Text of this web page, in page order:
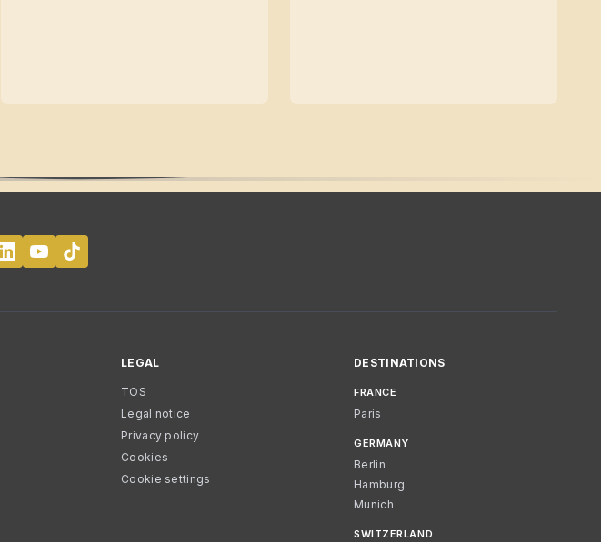
LEGAL
TOS
Legal notice
Privacy policy
Cookies
Cookie settings
DESTINATIONS
FRANCE
Paris
GERMANY
Berlin
Hamburg
Munich
SWITZERLAND